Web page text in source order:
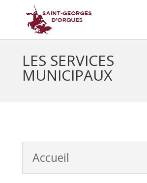
LES SERVICES
MUNICIPAUX
Accueil